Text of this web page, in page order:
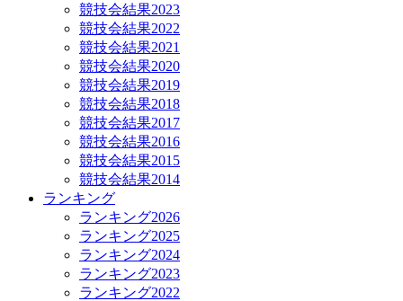
競技会結果2023
競技会結果2022
競技会結果2021
競技会結果2020
競技会結果2019
競技会結果2018
競技会結果2017
競技会結果2016
競技会結果2015
競技会結果2014
ランキング
ランキング2026
ランキング2025
ランキング2024
ランキング2023
ランキング2022